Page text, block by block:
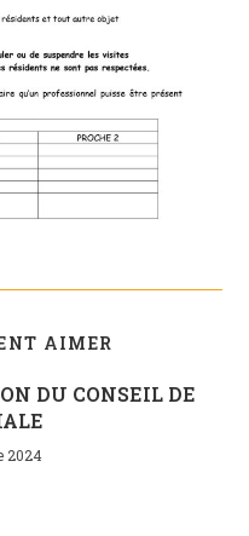
AIMER
DU CONSEIL DE
2024